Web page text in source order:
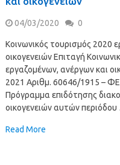
04/03/2020 0
Κοινωνικός τουρισμός 2020
οικογενειών Επιταγή
εργαζομένων, ανέργων και
2021 Αριθμ. 60646/1915 –
Πρόγραμμα επιδότησης
οικογενειών αυτών
Read More